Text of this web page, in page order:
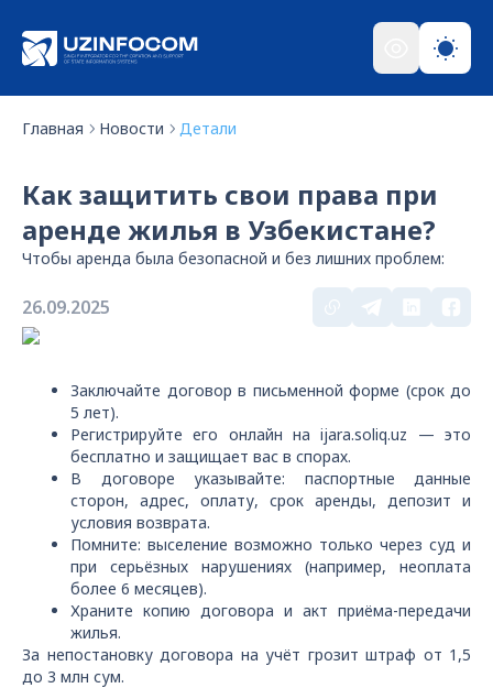
Главная Новости Детали
Как защитить свои права при
аренде жилья в Узбекистане?
Чтобы аренда была безопасной и без лишних проблем:
26.09.2025
Заключайте договор в письменной форме (срок до
5 лет).
Регистрируйте его онлайн на ijara.soliq.uz — это
бесплатно и защищает вас в спорах.
В договоре указывайте: паспортные данные
сторон, адрес, оплату, срок аренды, депозит и
условия возврата.
Помните: выселение возможно только через суд и
при серьёзных нарушениях (например, неоплата
более 6 месяцев).
Храните копию договора и акт приёма-передачи
жилья.
За непостановку договора на учёт грозит штраф от 1,5
до 3 млн сум.